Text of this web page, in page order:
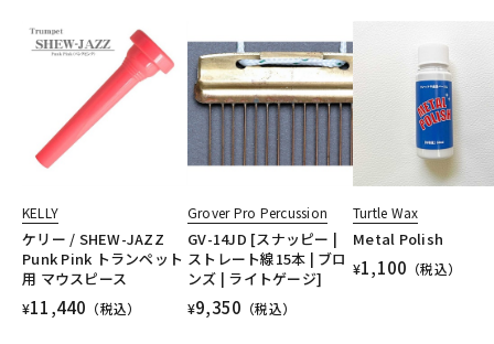
KELLY
ケリー / SHEW-JAZZ
Punk Pink トランペット
用 マウスピース
¥11,440 （税込）
Grover Pro Percussion
GV-14JD [スナッピー |
ストレート線15本 | ブロ
ンズ | ライトゲージ]
¥9,350 （税込）
Turtle Wax
Metal Polish
¥1,100 （税込）